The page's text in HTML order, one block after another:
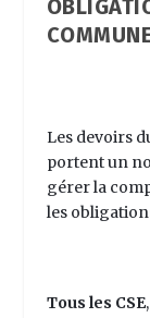
Les devoirs
portent un
gérer la
les
Tous les CSE